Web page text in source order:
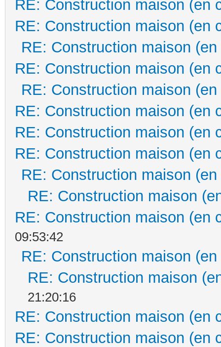
RE: Construction maison (en
RE: Construction maison (en
RE: Construction maison
RE: Construction maison (en
RE: Construction maison
RE: Construction maison (en
RE: Construction maison (en
RE: Construction maison (en
RE: Construction maison
RE: Construction maison
RE: Construction maison (en
09:53:42
RE: Construction maison
RE: Construction maison
21:20:16
RE: Construction maison (en
RE: Construction maison (en